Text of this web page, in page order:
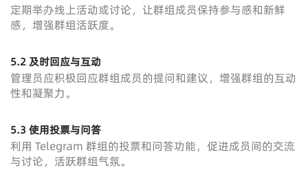
定期举办线上活动或讨论，让群组成员保持参与感和新鲜
感，增强群组活跃度。
5.2 及时回应与互动
管理员应积极回应群组成员的提问和建议，增强群组的互动
性和凝聚力。
5.3 使用投票与问答
利用 Telegram 群组的投票和问答功能，促进成员间的交流
与讨论，活跃群组气氛。